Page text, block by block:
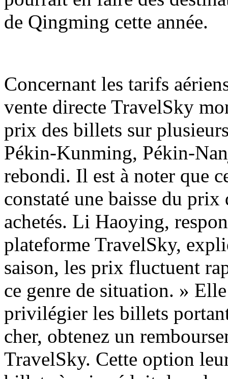
de Qingming cette année.
Concernant les tarifs
vente directe TravelSky
prix des billets sur
Pékin-Kunming, Pékin-
rebondi. Il est à noter que
constaté une baisse du
achetés. Li Haoying,
plateforme TravelSky,
saison, les prix fluctuent
ce genre de situation. »
privilégier les billets
cher, obtenez un
TravelSky. Cette option